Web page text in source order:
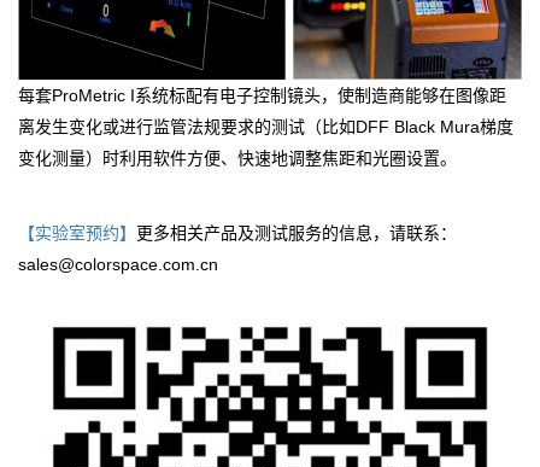
每套ProMetric I系统标配有电子控制镜头，使制造商能够在图像距
离发生变化或进行监管法规要求的测试（比如DFF Black Mura梯度
变化测量）时利用软件方便、快速地调整焦距和光圈设置。
【实验室预约】 更多相关产品及测试服务的信息， 请联系：
sales@colorspace.com.cn